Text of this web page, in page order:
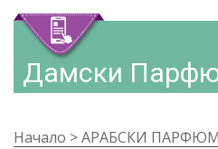
Дамски
Начало >АРАБСКИ